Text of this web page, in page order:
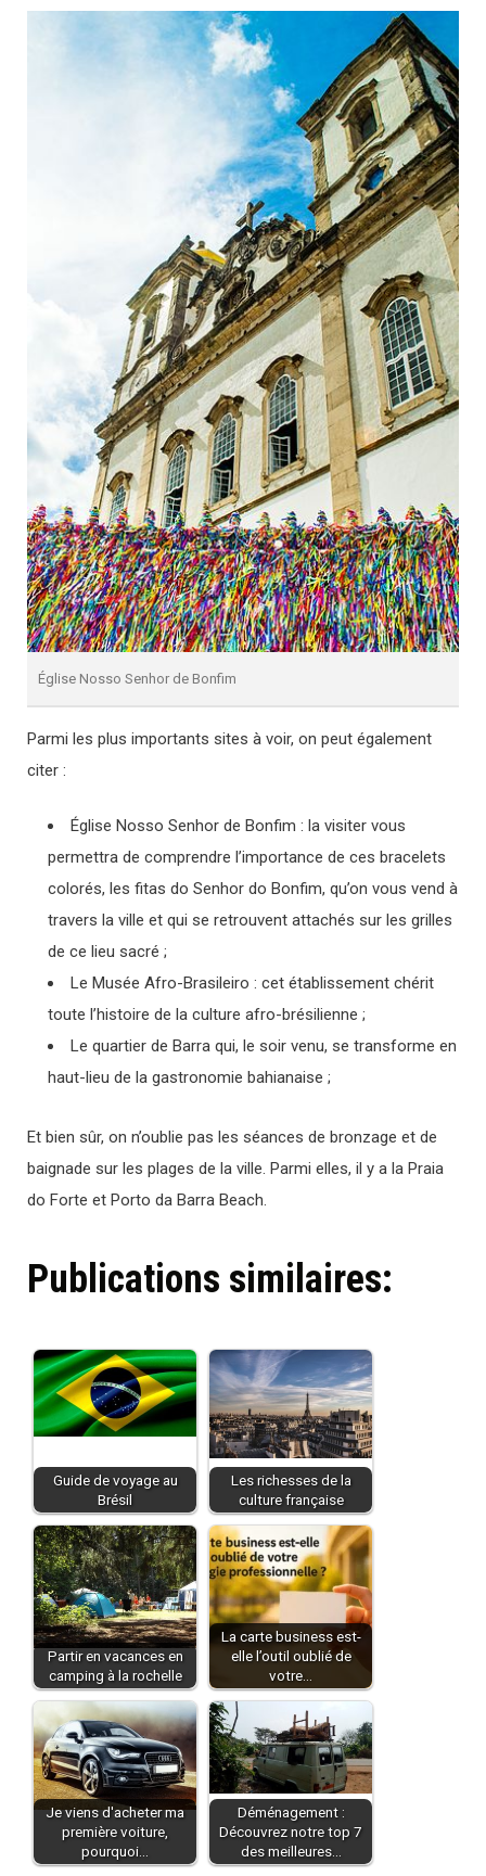
Église Nosso Senhor de Bonfim
Parmi les plus importants sites à voir, on peut également
citer :
Église Nosso Senhor de Bonfim : la visiter vous
permettra de comprendre l’importance de ces bracelets
colorés, les fitas do Senhor do Bonfim, qu’on vous vend à
travers la ville et qui se retrouvent attachés sur les grilles
de ce lieu sacré ;
Le Musée Afro-Brasileiro : cet établissement chérit
toute l’histoire de la culture afro-brésilienne ;
Le quartier de Barra qui, le soir venu, se transforme en
haut-lieu de la gastronomie bahianaise ;
Et bien sûr, on n’oublie pas les séances de bronzage et de
baignade sur les plages de la ville. Parmi elles, il y a la Praia
do Forte et Porto da Barra Beach.
Publications similaires:
Guide de voyage au
Brésil
Les richesses de la
culture française
Partir en vacances en
camping à la rochelle
La carte business est-
elle l’outil oublié de
votre…
Je viens d'acheter ma
première voiture,
pourquoi…
Déménagement :
Découvrez notre top 7
des meilleures…